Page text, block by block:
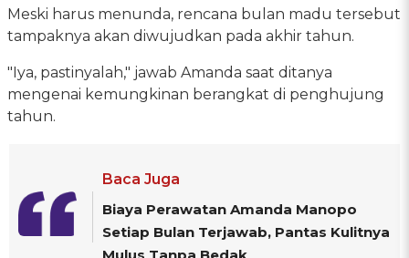
Meski harus menunda, rencana bulan madu tersebut
tampaknya akan diwujudkan pada akhir tahun.
"Iya, pastinyalah," jawab Amanda saat ditanya
mengenai kemungkinan berangkat di penghujung
tahun.
Baca Juga
Biaya Perawatan Amanda Manopo
Setiap Bulan Terjawab, Pantas Kulitnya